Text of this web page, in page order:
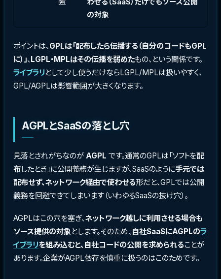
強
わせる（SaaS）だけでもソース公開
の対象
ポイントは、GPLは「配布したら伝播する（自分のコードもGPL
に）」、 LGPL・MPLはその伝播を弱めたもの、という関係です。
ライブラリ として少し使うだけならLGPL/MPLは扱いやすく、
GPL/AGPLは影響範囲が大きくなります。
AGPLとSaaSの落とし穴
見落とされがちなのが AGPL です。通常のGPLは「ソフトを配
布したとき」に公開義務が生じますが、SaaSのように手元では
配布せず、ネットワーク経由で使わせる形だと、GPLでは公開
義務を回避できてしまいます（いわゆるSaaSの抜け穴）。
AGPLはこの穴を塞ぎ、 ネットワーク越しに利用させる場合も
ソース提供の対象 とします。そのため、 自社SaaSにAGPLのラ
イブラリを組み込むと、自社コードの公開を求められることが
あります。企業がAGPL依存を慎重に扱うのはこのためです。